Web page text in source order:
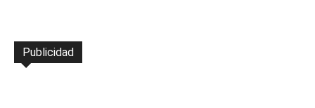
Publicidad